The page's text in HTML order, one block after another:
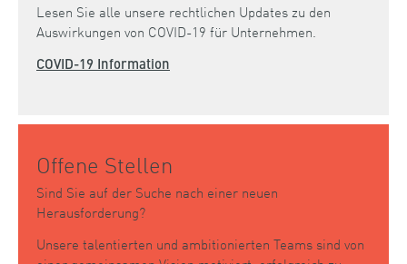
Lesen Sie alle unsere rechtlichen Updates zu den
Auswirkungen von COVID-19 für Unternehmen.
COVID-19 Information
Offene Stellen
Sind Sie auf der Suche nach einer neuen
Herausforderung?
Unsere talentierten und ambitionierten Teams sind von